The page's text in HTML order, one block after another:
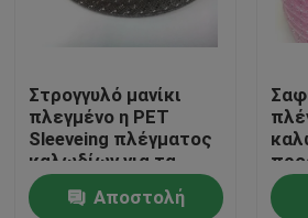
Στρογγυλό μανίκι
πλεγμένο η PET
Sleeveing πλέγματος
καλωδίων για τα
ελαφριά εξαρτήματα
διακοσμήσεων
Αποστολή